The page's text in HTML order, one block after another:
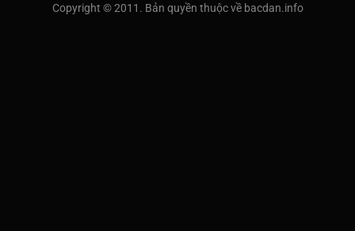
Copyright © 2011. Bản quyền thuộc về bacdan.info